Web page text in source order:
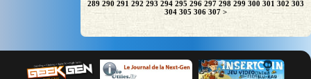
289 290 291 292 293 294 295 296 297 298 299 300 301 302 303
304 305 306 307 >